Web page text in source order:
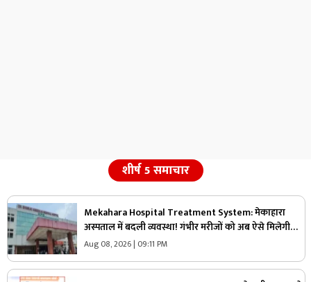
शीर्ष 5 समाचार
Mekahara Hospital Treatment System: मेकाहारा
अस्पताल में बदली व्यवस्था! गंभीर मरीजों को अब ऐसे मिलेगी
इमरजेंसी वार्ड में एंट्री, यहां होगी शुरुआती जांच
Aug 08, 2026 | 09:11 PM